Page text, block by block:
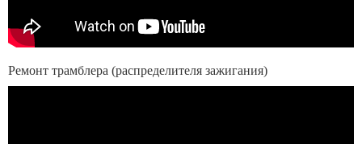
Ремонт трамблера (распределителя зажигания)